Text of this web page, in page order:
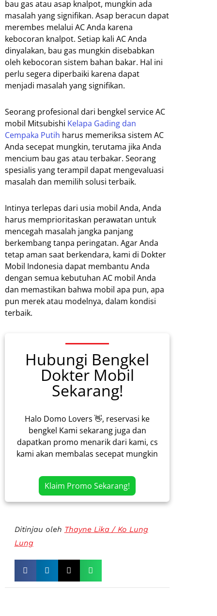
bau gas atau asap knalpot, mungkin ada
masalah yang signifikan. Asap beracun dapat
merembes melalui AC Anda karena
kebocoran knalpot. Setiap kali AC Anda
dinyalakan, bau gas mungkin disebabkan
oleh kebocoran sistem bahan bakar. Hal ini
perlu segera diperbaiki karena dapat
menjadi masalah yang signifikan.
Seorang profesional dari bengkel service AC
mobil Mitsubishi Kelapa Gading dan
Cempaka Putih harus memeriksa sistem AC
Anda secepat mungkin, terutama jika Anda
mencium bau gas atau terbakar. Seorang
spesialis yang terampil dapat mengevaluasi
masalah dan memilih solusi terbaik.
Intinya terlepas dari usia mobil Anda, Anda
harus memprioritaskan perawatan untuk
mencegah masalah jangka panjang
berkembang tanpa peringatan. Agar Anda
tetap aman saat berkendara, kami di Dokter
Mobil Indonesia dapat membantu Anda
dengan semua kebutuhan AC mobil Anda
dan memastikan bahwa mobil apa pun, apa
pun merek atau modelnya, dalam kondisi
terbaik.
Hubungi Bengkel
Dokter Mobil
Sekarang!
Halo Domo Lovers 👋, reservasi ke
bengkel Kami sekarang juga dan
dapatkan promo menarik dari kami, cs
kami akan membalas secepat mungkin
Klaim Promo Sekarang!
Ditinjau oleh Thayne Lika / Ko Lung
Lung